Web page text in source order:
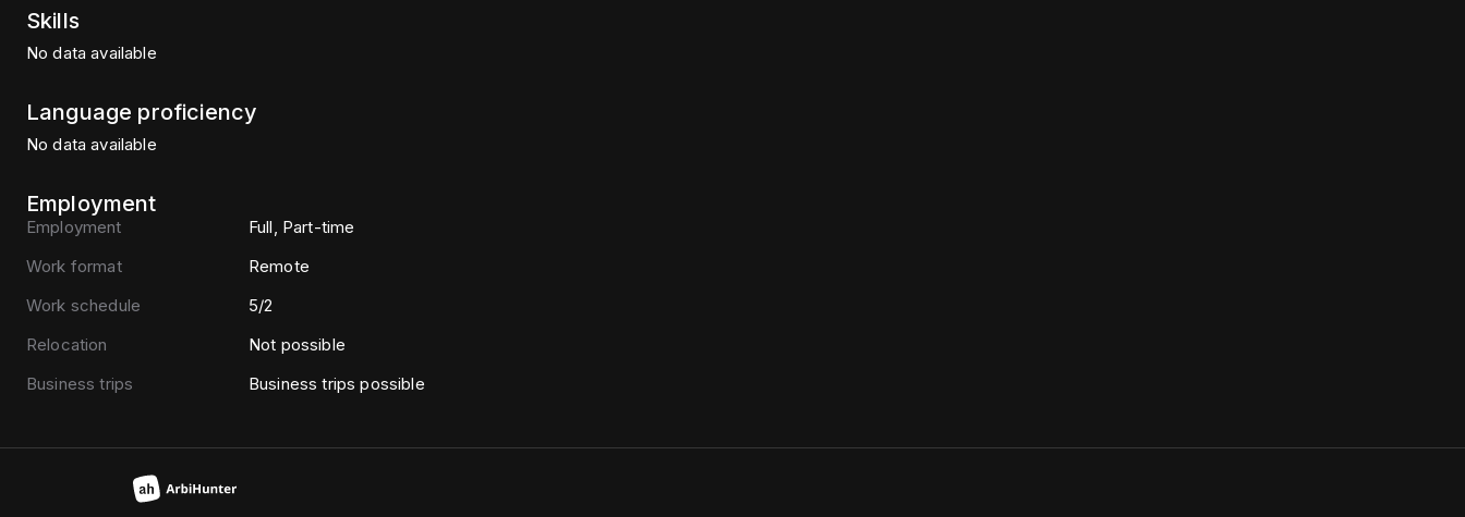
Skills
No data available
Language proficiency
No data available
Employment
Employment
Full, Part-time
Work format
Remote
Work schedule
5/2
Relocation
Not possible
Business trips
Business trips possible